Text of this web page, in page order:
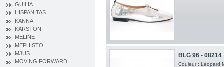
GUILIA
HISPANITAS
KANNA
KARSTON
MELINE
MEPHISTO
MJUS
MOVING FORWARD
BLG 96 - 08214
Couleur : Léopard